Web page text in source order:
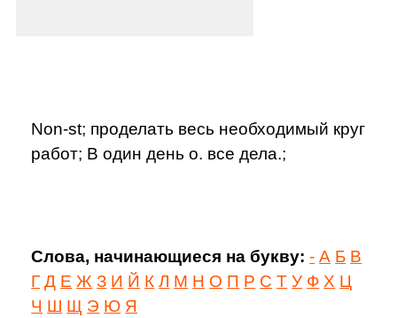
Non-st; проделать весь необходимый круг
работ; В один день о. все дела.;
Слова, начинающиеся на букву: - А Б В
Г Д Е Ж З И Й К Л М Н О П Р С Т У Ф Х Ц
Ч Ш Щ Э Ю Я